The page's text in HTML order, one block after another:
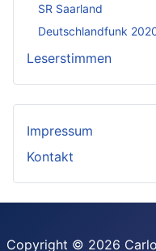
SR Saarland
Deutschlandfunk
Leserstimmen
Impressum
Kontakt
Copyright © 2026